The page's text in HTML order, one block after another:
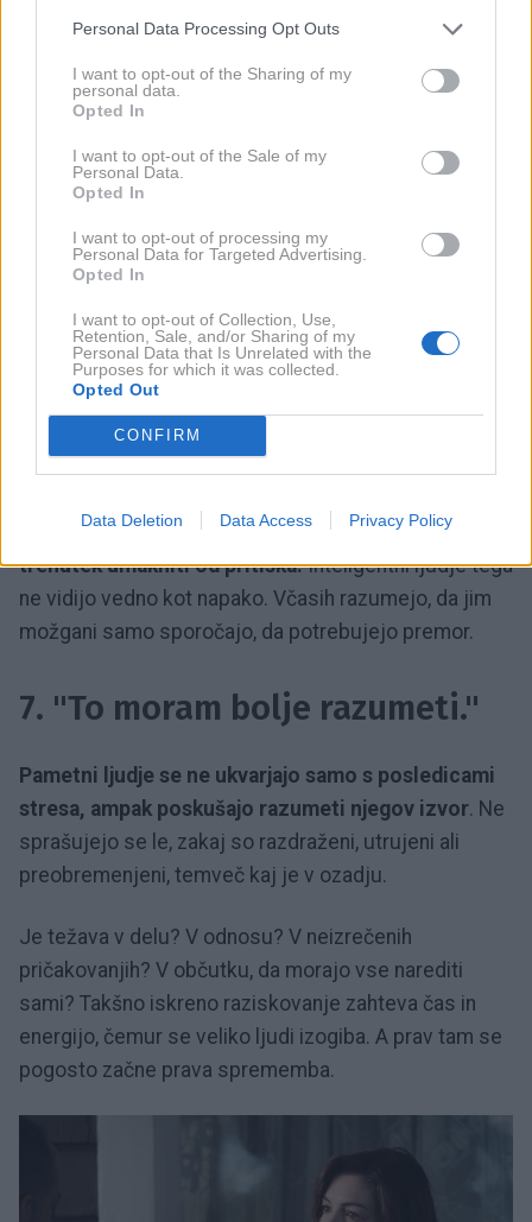
Personal Data Processing Opt Outs
I want to opt-out of the Sharing of my
personal data.
Opted In
I want to opt-out of the Sale of my
Personal Data.
Opted In
I want to opt-out of processing my
Personal Data for Targeted Advertising.
Opted In
I want to opt-out of Collection, Use,
Retention, Sale, and/or Sharing of my
Personal Data that Is Unrelated with the
Purposes for which it was collected.
Opted Out
CONFIRM
Data Deletion Data Access Privacy Policy
bolj umirjeno odziva na težave.
Včasih najbolj pametna rešitev ni, da pritiskate naprej,
ampak da si preprosto vzamete čas za počitek.
6. "Z mislimi sem za trenutek
odtaval/-a stran."
nezbranosti, ima lahko tudi koristno vlogo. Možganom
omogoči kratek premor, še posebej takrat, ko so
preobremenjeni.
predelati informacije, ki se kopičijo, in se za
trenutek umakniti od pritiska.Inteligentni ljudje tega
ne vidijo vedno kot napako. Včasih razumejo, da jim
možgani samo sporočajo, da potrebujejo premor.
7. "To moram bolje razumeti."
Pametni ljudje se ne ukvarjajo samo s posledicami
stresa, ampak poskušajo razumeti njegov izvor. Ne
sprašujejo se le, zakaj so razdraženi, utrujeni ali
preobremenjeni, temveč kaj je v ozadju.
Je težava v delu? V odnosu? V neizrečenih
pričakovanjih? V občutku, da morajo vse narediti
sami? Takšno iskreno raziskovanje zahteva čas in
energijo, čemur se veliko ljudi izogiba. A prav tam se
pogosto začne prava sprememba.